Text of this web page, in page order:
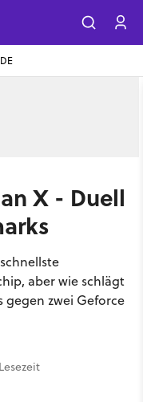
X - Duell
aber wie schlägt
gegen zwei Geforce